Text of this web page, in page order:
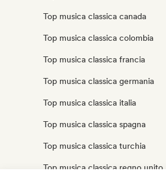
Top musica classica canada
Top musica classica colombia
Top musica classica francia
Top musica classica germania
Top musica classica italia
Top musica classica spagna
Top musica classica turchia
Top musica classica regno unito